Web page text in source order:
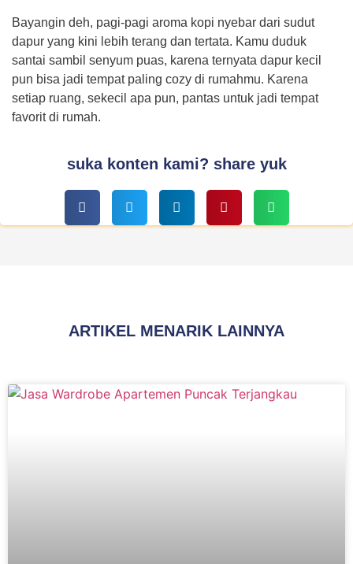
Bayangin deh, pagi-pagi aroma kopi nyebar dari sudut
dapur yang kini lebih terang dan tertata. Kamu duduk
santai sambil senyum puas, karena ternyata dapur kecil
pun bisa jadi tempat paling cozy di rumahmu. Karena
setiap ruang, sekecil apa pun, pantas untuk jadi tempat
favorit di rumah.
suka konten kami? share yuk
ARTIKEL MENARIK LAINNYA